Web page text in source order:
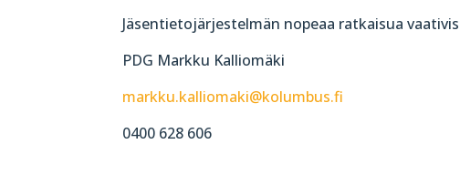
Jäsentietojärjestelmän nopeaa ratkaisua
PDG Markku Kalliomäki
markku.kalliomaki@kolumbus.fi
0400 628 606